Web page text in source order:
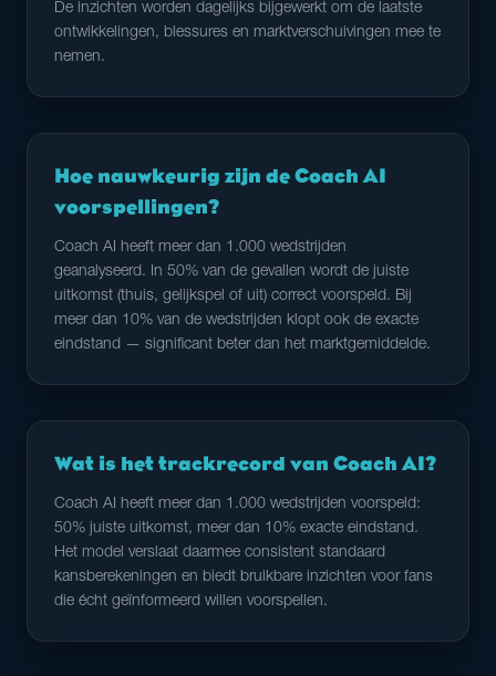
De inzichten worden dagelijks bijgewerkt om de laatste
ontwikkelingen, blessures en marktverschuivingen mee te
nemen.
Hoe nauwkeurig zijn de Coach AI
voorspellingen?
Coach AI heeft meer dan 1.000 wedstrijden
geanalyseerd. In 50% van de gevallen wordt de juiste
uitkomst (thuis, gelijkspel of uit) correct voorspeld. Bij
meer dan 10% van de wedstrijden klopt ook de exacte
eindstand — significant beter dan het marktgemiddelde.
Wat is het trackrecord van Coach AI?
Coach AI heeft meer dan 1.000 wedstrijden voorspeld:
50% juiste uitkomst, meer dan 10% exacte eindstand.
Het model verslaat daarmee consistent standaard
kansberekeningen en biedt bruikbare inzichten voor fans
die écht geïnformeerd willen voorspellen.